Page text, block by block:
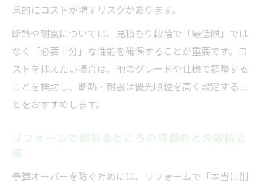
果的にコストが増すリスクがあります。
断熱や耐震については、見積もり段階で「最低限」では
なく「必要十分」な性能を確保することが重要です。コ
ストを抑えたい場合は、他のグレードや仕様で調整する
ことを検討し、断熱・耐震は優先順位を高く設定するこ
とをおすすめします。
リフォームで削れるところの見極めと失敗防止
策
予算オーバーを防ぐためには、リフォームで「本当に削